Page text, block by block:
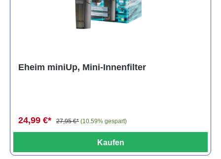
Eheim miniUp, Mini-Innenfilter
24,99 €* 27,95 €* (10.59% gespart)
Kaufen